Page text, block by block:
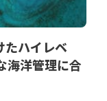
たハイレベ
海洋管理に合